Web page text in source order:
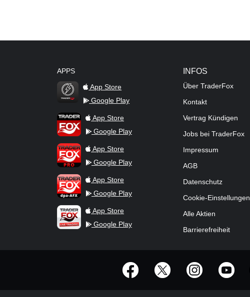
APPS
TraderFox Flash
App Store
Google Play
TraderFox AppApp Store
Google Play
TraderFox ProApp Store
Google Play
TraderFox dpa-AFX ProFeed
App Store
Google Play
TraderFox Live Trading
App Store
Google Play
INFOS
Über TraderFox
Kontakt
Vertrag Kündigen
Jobs bei TraderFox
Impressum
AGB
Datenschutz
Cookie-Einstellungen
Alle Aktien
Barrierefreiheit
offizielle Social Media-Accounts